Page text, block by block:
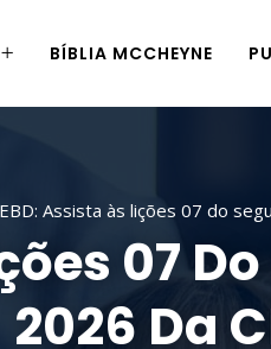
BÍBLIA MCCHEYNE
EBD: Assista às lições 07 do
07
2026 Da